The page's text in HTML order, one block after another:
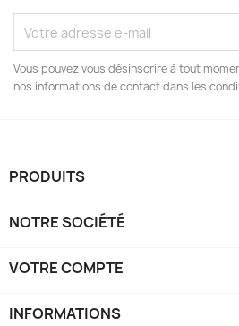
Vous pouvez vous désinscrire à tout
nos informations de contact dans les
PRODUITS
NOTRE SOCIÉTÉ
VOTRE COMPTE
INFORMATIONS